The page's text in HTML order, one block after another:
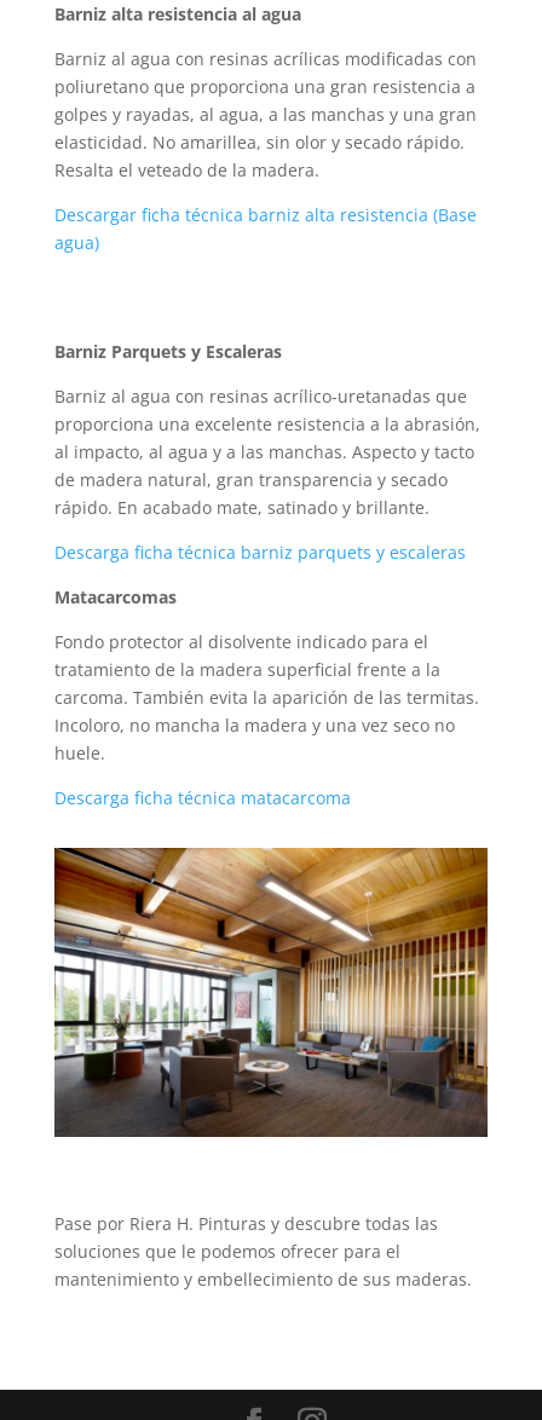
Barniz alta resistencia al agua
Barniz al agua con resinas acrílicas modificadas con
poliuretano que proporciona una gran resistencia a
golpes y rayadas, al agua, a las manchas y una gran
elasticidad. No amarillea, sin olor y secado rápido.
Resalta el veteado de la madera.
Descargar ficha técnica barniz alta resistencia (Base
agua)
Barniz Parquets y Escaleras
Barniz al agua con resinas acrílico-uretanadas que
proporciona una excelente resistencia a la abrasión,
al impacto, al agua y a las manchas. Aspecto y tacto
de madera natural, gran transparencia y secado
rápido. En acabado mate, satinado y brillante.
Descarga ficha técnica barniz parquets y escaleras
Matacarcomas
Fondo protector al disolvente indicado para el
tratamiento de la madera superficial frente a la
carcoma. También evita la aparición de las termitas.
Incoloro, no mancha la madera y una vez seco no
huele.
Descarga ficha técnica matacarcoma
Pase por Riera H. Pinturas y descubre todas las
soluciones que le podemos ofrecer para el
mantenimiento y embellecimiento de sus maderas.